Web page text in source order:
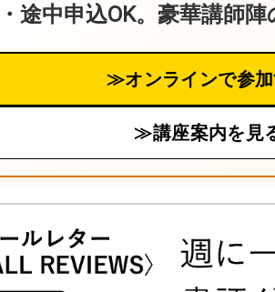
途中申込OK。豪華講師
≫オンラインで参
≫講座案内を見